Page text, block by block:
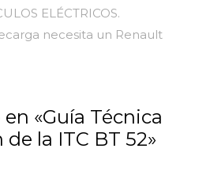
ELÉCTRICOS.
necesita un Renault
«Guía Técnica
la ITC BT 52»